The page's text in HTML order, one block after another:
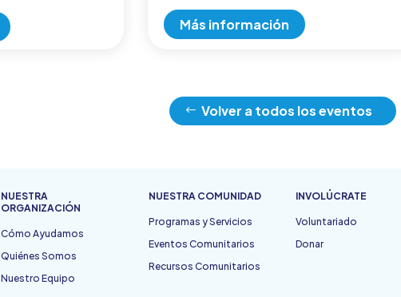
Más información
Volver a todos los eventos
NUESTRA
ORGANIZACIÓN
Cómo Ayudamos
Quiénes Somos
Nuestro Equipo
NUESTRA COMUNIDAD
Programas y Servicios
Eventos Comunitarios
Recursos Comunitarios
INVOLÚCRATE
Voluntariado
Donar